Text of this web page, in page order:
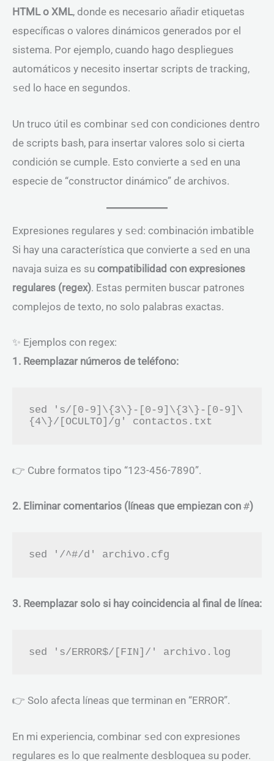
HTML o XML, donde es necesario añadir etiquetas
específicas o valores dinámicos generados por el
sistema. Por ejemplo, cuando hago despliegues
automáticos y necesito insertar scripts de tracking,
sed lo hace en segundos.
Un truco útil es combinar sed con condiciones dentro
de scripts bash, para insertar valores solo si cierta
condición se cumple. Esto convierte a sed en una
especie de “constructor dinámico” de archivos.
Expresiones regulares y sed: combinación imbatible
Si hay una característica que convierte a sed en una
navaja suiza es su compatibilidad con expresiones
regulares (regex). Estas permiten buscar patrones
complejos de texto, no solo palabras exactas.
✨ Ejemplos con regex:
1. Reemplazar números de teléfono:
sed 's/[0-9]\{3\}-[0-9]\{3\}-[0-9]\
👉 Cubre formatos tipo “123-456-7890”.
2. Eliminar comentarios (líneas que empiezan con #)
3. Reemplazar solo si hay coincidencia al final de línea:
👉 Solo afecta líneas que terminan en “ERROR”.
En mi experiencia, combinar sed con expresiones
regulares es lo que realmente desbloquea su poder.